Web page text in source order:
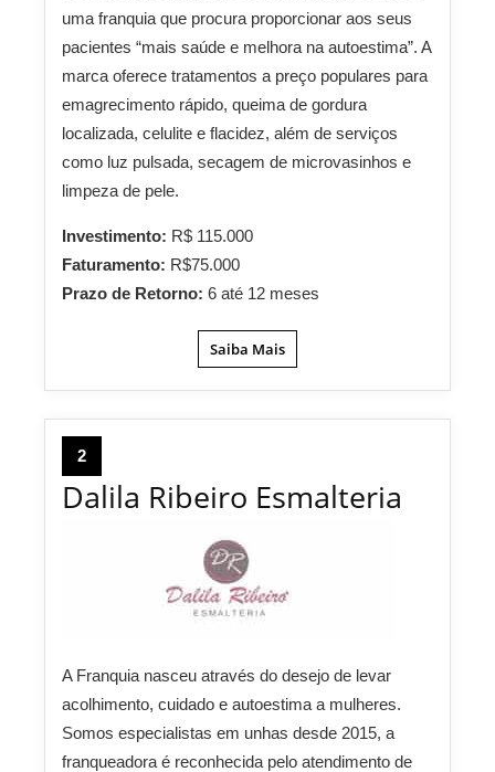
uma franquia que procura proporcionar aos seus
pacientes “mais saúde e melhora na autoestima”. A
marca oferece tratamentos a preço populares para
emagrecimento rápido, queima de gordura
localizada, celulite e flacidez, além de serviços
como luz pulsada, secagem de microvasinhos e
limpeza de pele.
Investimento: R$ 115.000
Faturamento: R$75.000
Prazo de Retorno: 6 até 12 meses
Saiba Mais
2
Dalila Ribeiro Esmalteria
A Franquia nasceu através do desejo de levar
acolhimento, cuidado e autoestima a mulheres.
Somos especialistas em unhas desde 2015, a
franqueadora é reconhecida pelo atendimento de